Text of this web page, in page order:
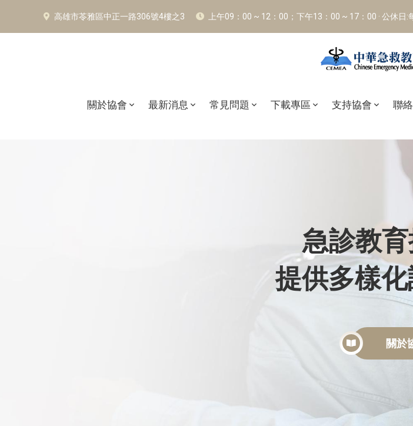
高雄市苓雅區中正一路306號4樓之3 上午09：00 ~ 12：00；下午13：00 ~ 17：00 · 公休日:
關於協會 最新消息 常見問題 下載專區 支持協會 聯
急診教育
提供多樣
關於